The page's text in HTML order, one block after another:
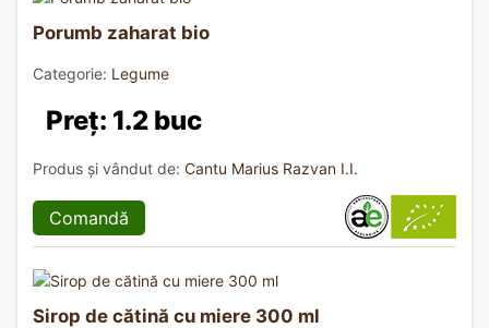
Porumb zaharat bio
Categorie: Legume
Preț: 1.2 buc
Produs și vândut de: Cantu Marius Razvan I.I.
Comandă
Sirop de cătină cu miere 300 ml